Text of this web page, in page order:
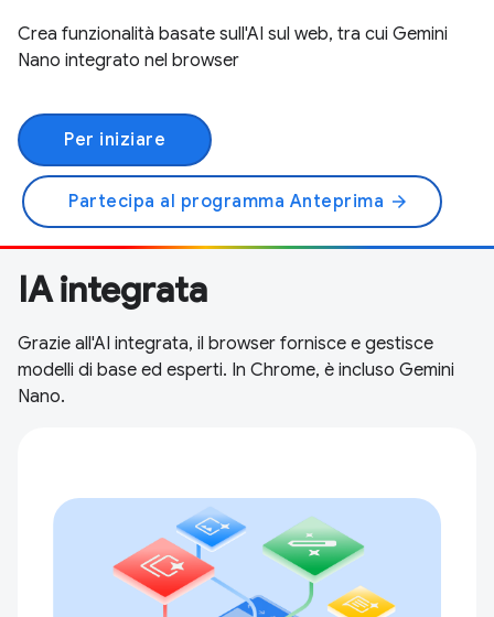
Crea funzionalità basate sull'AI sul web, tra cui Gemini
Nano integrato nel browser
Per iniziare
Partecipa al programma Anteprima arrow_forward
IA integrata
Grazie all'AI integrata, il browser fornisce e gestisce
modelli di base ed esperti. In Chrome, è incluso Gemini
Nano.